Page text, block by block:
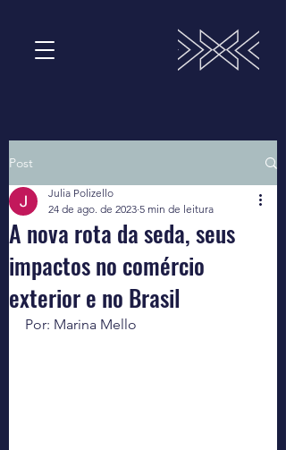
Post
A nova rota da seda, seus
impactos no comércio
exterior e no Brasil
Julia Polizello
24 de ago. de 2023 5 min de leitura
Por: Marina Mello